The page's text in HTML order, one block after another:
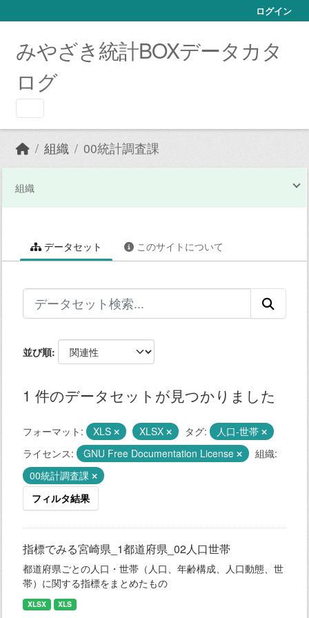
ログイン
みやざき統計BOXデータカタ
ログ
組織 00統計調査課
組織
データセット このサイトについて
並び順
1 件のデータセットが見つかりました
フォーマット: XLS XLSX タグ:
人口-世帯
ライセンス:
GNU Free Documentation License
組織:
00統計調査課
フィルタ結果
指標でみる宮崎県_1都道府県_02人口世帯
都道府県ごとの人口・世帯（人口、年齢構成、人口動態、世
帯）に関する指標をまとめたもの
XLSX XLS